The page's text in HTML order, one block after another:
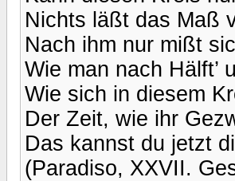
Nichts läßt das Maß
Nach ihm nur mißt
Wie man nach Hälft’
Wie sich in diesem
Der Zeit, wie ihr
Das kannst du jetzt
(Paradiso, XXVII.